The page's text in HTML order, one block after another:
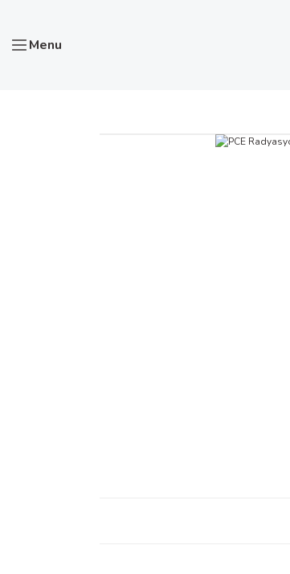
Menu